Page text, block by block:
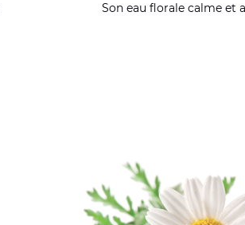
Son eau florale calme et